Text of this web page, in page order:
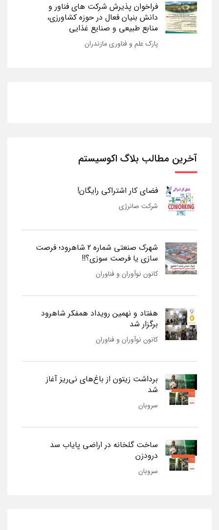
فراخوان پذیرش شرکت های فناور و
دانش بنیان فعال در حوزه کشاورزی،
منابع طبیعی و صنایع غذایی
پارک علم و فناوری مازندران
آخرین مطالب بلاگ اکوسیستم
فضای کار اشتراکی رایگان!
شرکت صانرژی
شهرک صنعتی شماره 2 شاهرود؛ فرصت
سازی یا فرصت سوزی؟!!
کانون نوآوران و فناوران
هفتاد و نهمین رویداد همفکر شاهرود
برگزار شد
کانون نوآوران و فناوران
برداشت زیتون از باغ‌های نی‌ریز آغاز
شد
سروبان
ساخت گلخانه در اراضی پایاب سد
درودزن
سروبان